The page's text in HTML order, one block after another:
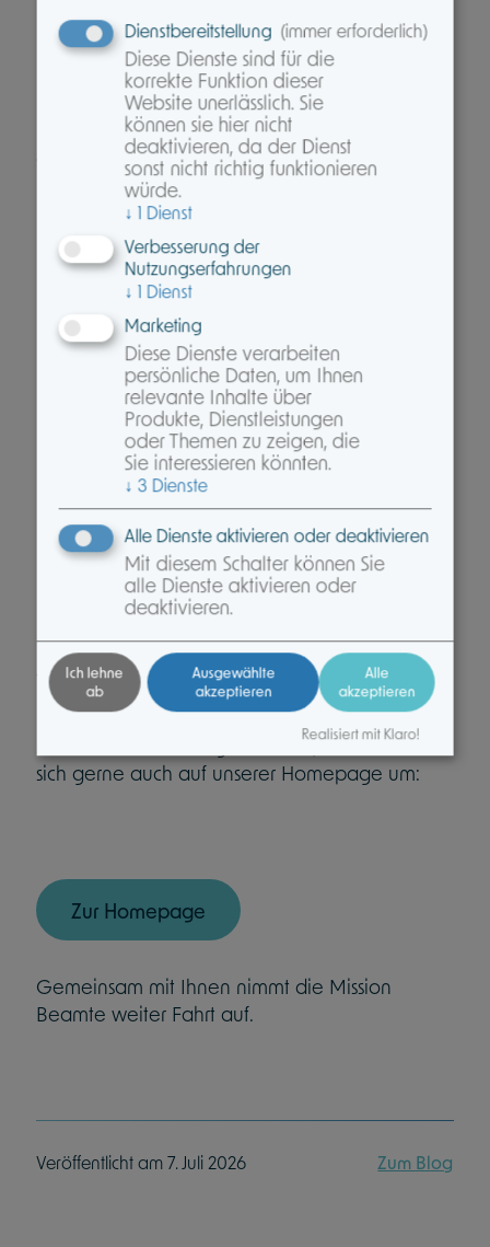
Die Highlights von Be Fit Best und
Be Fit Best S auf einen Blick:
Premium-Leistungen in allen Bereichen –
deutlich über dem Marktdurchschnitt,
insbesondere:
Leistungen über die Höchstsätze der GOÄ
und GOZ
Tarifliche Pauschalerstattung wahlweise als
Beitragsrückerstattung oder Beitragsstundung
– zusätzlich zur erfolgsabhängigen BRE und
zum Gesundheitsrabatt
Erweiterte Vorsorgeleistungen über den
gesetzlichen Rahmen hinaus bis zu 250 EUR
jährlich
Keine Zahnstaffel sowie Verzicht auf ein Preis-
und Leistungsverzeichnis
Heilmittel ohne Begrenzung auf die
Höchstsätze der BBhV inklusive
Beihilfekürzungen
…und vieles mehr…
Ich freue mich, Sie in einem der kommenden
Webinare zum Thema „Mission Beamte“
begrüßen zu dürfen.
Sollten Sie vorab Fragen haben,schauen Sie
sich gerne auch auf unserer Homepage um:
Zur Homepage
Gemeinsam mit Ihnen nimmt die Mission
Beamte weiter Fahrt auf.
Veröffentlicht am 7. Juli 2026 Zum Blog
Dienstbereitstellung (immer erforderlich)
Diese Dienste sind für die
korrekte Funktion dieser
Website unerlässlich. Sie
können sie hier nicht
deaktivieren, da der Dienst
sonst nicht richtig funktionieren
würde.
↓ 1 Dienst
Verbesserung der
Nutzungserfahrungen
↓ 1 Dienst
Marketing
Diese Dienste verarbeiten
persönliche Daten, um Ihnen
relevante Inhalte über
Produkte, Dienstleistungen
oder Themen zu zeigen, die
Sie interessieren könnten.
↓ 3 Dienste
Alle Dienste aktivieren oder deaktivieren
Mit diesem Schalter können Sie
alle Dienste aktivieren oder
deaktivieren.
Ich lehne
ab
Ausgewählte
akzeptieren
Alle
akzeptieren
Realisiert mit Klaro!